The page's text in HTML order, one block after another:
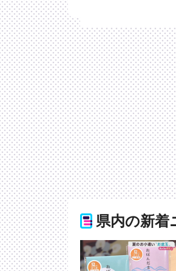
県内の新着